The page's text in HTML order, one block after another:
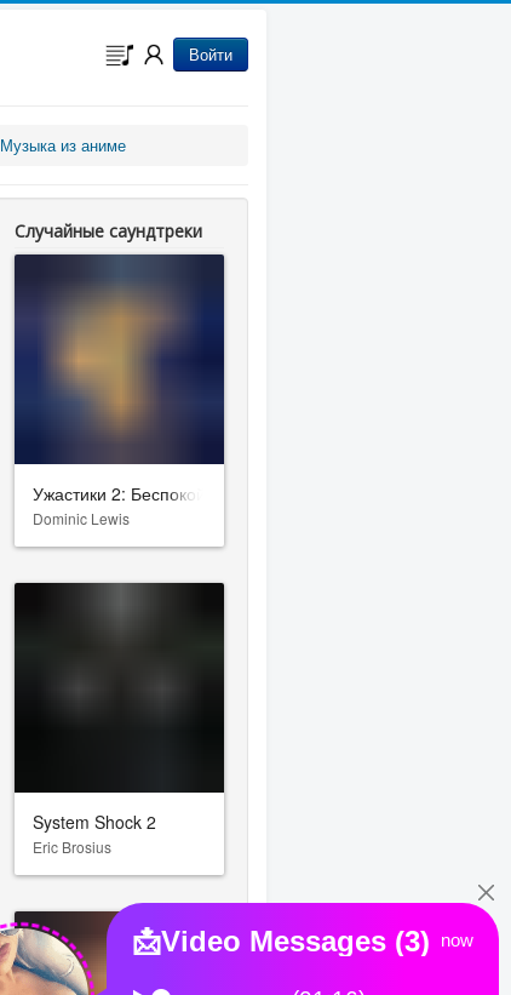
Войти
Музыка из аниме
Случайные саундтреки
Ужастики 2: Беспокойный Хэллоуин
Dominic Lewis
System Shock 2
Eric Brosius